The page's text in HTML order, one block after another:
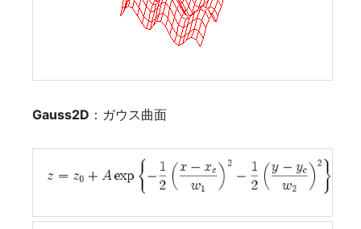
Gauss2D ：ガウス曲面